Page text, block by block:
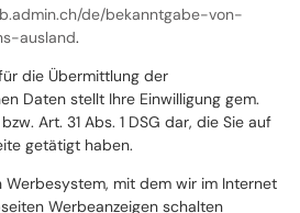
de/bekanntgabe-von-
ausland.
die Übermittlung der
Daten stellt Ihre Einwilligung gem.
Art. 31 Abs. 1 DSG dar, die Sie auf
getätigt haben.
Werbesystem, mit dem wir im Internet
Werbeanzeigen schalten